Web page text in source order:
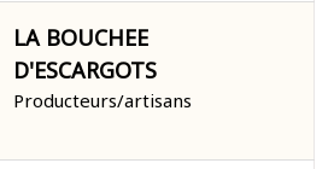
LA BOUCHEE
D'ESCARGOTS
Producteurs/artisans